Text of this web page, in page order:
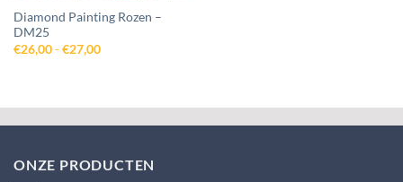
Diamond Painting Rozen –
DM25
€26,00 - €27,00Prijsklasse:
ONZE PRODUCTEN